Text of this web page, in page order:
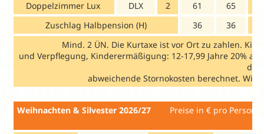
Doppelzimmer Lux
DLX 2 61 65
Zuschlag Halbpension (H)
36 36
Mind. 2 ÜN. Die Kurtaxe ist vor Ort zu zahlen.
und Verpflegung, Kinderermäßigung: 12-17,99 Jahre 20%
das
abweichende Stornokosten berechnet.
Weihnachten & Silvester 2026/27Preise in €